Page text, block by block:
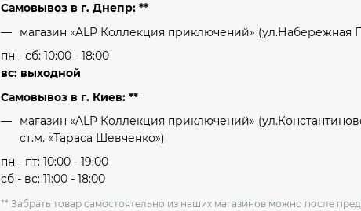
Самовывоз в г. Днепр: **
магазин «ALP Коллекция приключений» (ул.Набережная
пн - сб: 10:00 - 18:00
вс: выходной
Самовывоз в г. Киев: **
магазин «ALP Коллекция приключений»
ст.м. «Тараса Шевченко»)
пн - пт: 10:00 - 19:00
сб - вс: 11:00 - 18:00
** Забрать товар самостоятельно из наших магазинов можно после